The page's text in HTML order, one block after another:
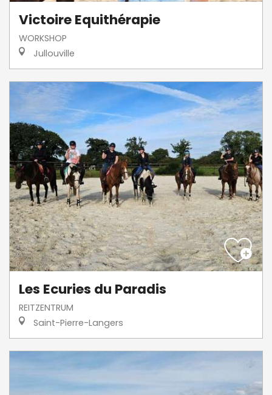
Victoire Equithérapie
WORKSHOP
Jullouville
Les Ecuries du Paradis
REITZENTRUM
Saint-Pierre-Langers